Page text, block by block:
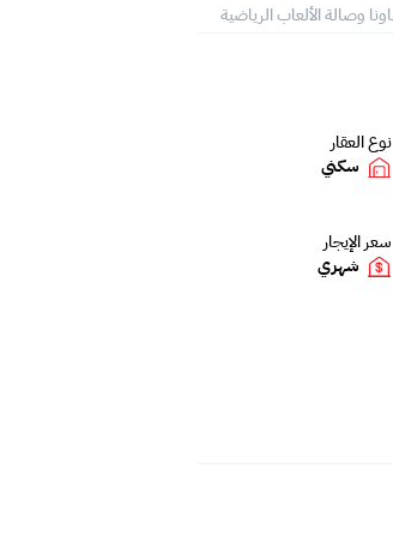
وصالة الألعاب الرياضية
نوع العقار
سكني
سعر الإيجار
شهري